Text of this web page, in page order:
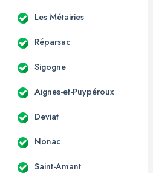
Les Métairies
Réparsac
Sigogne
Aignes-et-Puypéroux
Deviat
Nonac
Saint-Amant